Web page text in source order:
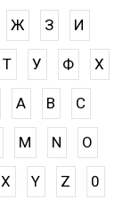
Ж З И
Т У Ф Х
A B C
M N O
X Y Z 0